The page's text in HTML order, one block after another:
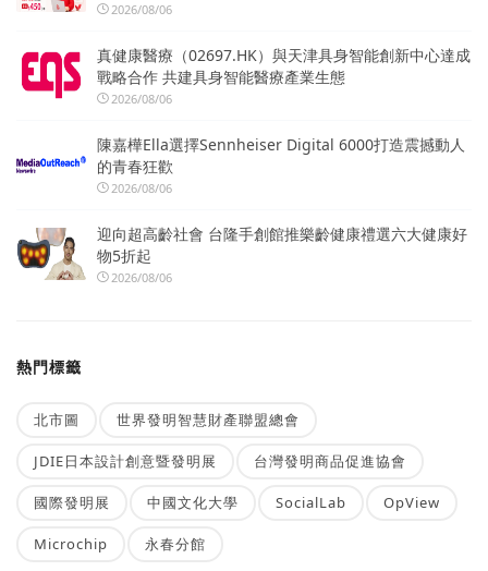
2026/08/06
真健康醫療（02697.HK）與天津具身智能創新中心達成
戰略合作 共建具身智能醫療產業生態
2026/08/06
陳嘉樺Ella選擇Sennheiser Digital 6000打造震撼動人
的青春狂歡
2026/08/06
迎向超高齡社會 台隆手創館推樂齡健康禮選六大健康好
物5折起
2026/08/06
熱門標籤
北市圖 世界發明智慧財產聯盟總會
JDIE日本設計創意暨發明展 台灣發明商品促進協會
國際發明展 中國文化大學 SocialLab OpView
Microchip 永春分館